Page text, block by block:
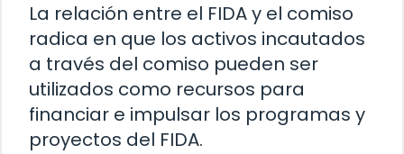
La relación entre el FIDA y el comiso
radica en que los activos incautados
a través del comiso pueden ser
utilizados como recursos para
financiar e impulsar los programas y
proyectos del FIDA.